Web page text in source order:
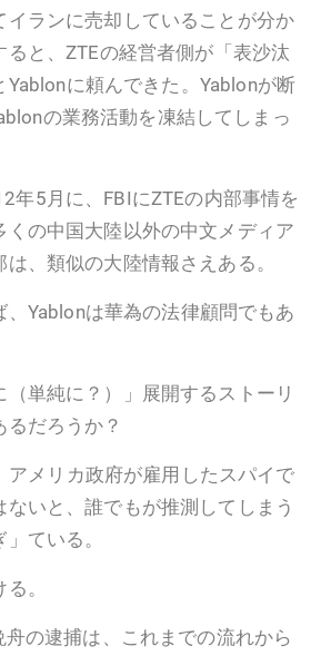
イランに売却していることが分か
ると、ZTEの経営者側が「表沙汰
Yablonに頼んできた。Yablonが断
の業務活動を凍結してしまっ
年5月に、FBIにZTEの内部事情を
くの中国大陸以外の中文メディア
、類似の大陸情報さえある。
、Yablonは華為の法律顧問でもあ
（単純に？）」展開するストーリ
だろうか？
アメリカ政府が雇用したスパイで
いと、誰でもが推測してしまう
ている。
。
舟の逮捕は、これまでの流れから